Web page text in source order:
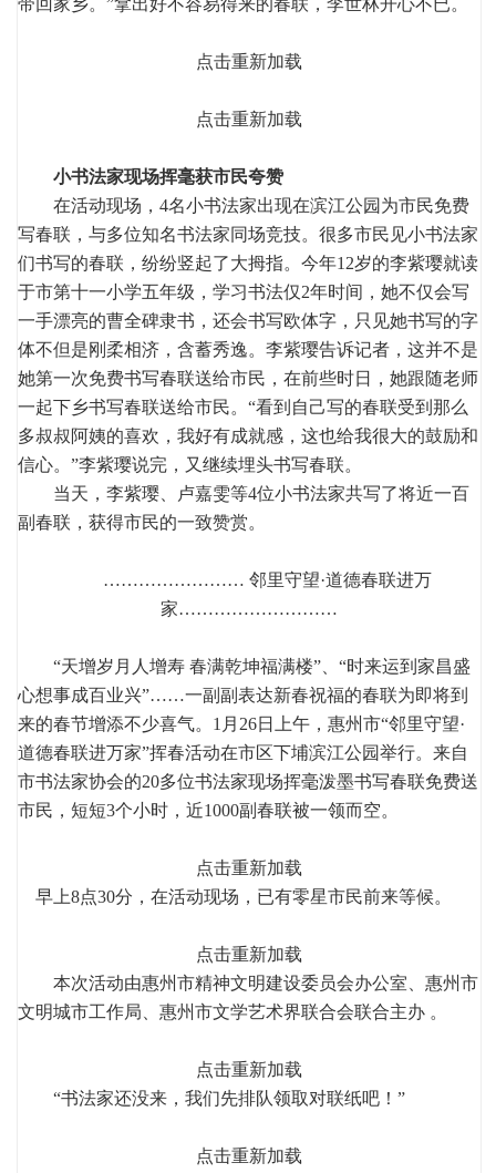
带回家乡。”拿出好不容易得来的春联，李世林开心不已。
点击重新加载
点击重新加载
小书法家现场挥毫获市民夸赞
在活动现场，4名小书法家出现在滨江公园为市民免费
写春联，与多位知名书法家同场竞技。很多市民见小书法家
们书写的春联，纷纷竖起了大拇指。今年12岁的李紫璎就读
于市第十一小学五年级，学习书法仅2年时间，她不仅会写
一手漂亮的曹全碑隶书，还会书写欧体字，只见她书写的字
体不但是刚柔相济，含蓄秀逸。李紫璎告诉记者，这并不是
她第一次免费书写春联送给市民，在前些时日，她跟随老师
一起下乡书写春联送给市民。“看到自己写的春联受到那么
多叔叔阿姨的喜欢，我好有成就感，这也给我很大的鼓励和
信心。”李紫璎说完，又继续埋头书写春联。
当天，李紫璎、卢嘉雯等4位小书法家共写了将近一百
副春联，获得市民的一致赞赏。
…………………… 邻里守望·道德春联进万
家………………………
“天增岁月人增寿 春满乾坤福满楼”、“时来运到家昌盛
心想事成百业兴”……一副副表达新春祝福的春联为即将到
来的春节增添不少喜气。1月26日上午，惠州市“邻里守望·
道德春联进万家”挥春活动在市区下埔滨江公园举行。来自
市书法家协会的20多位书法家现场挥毫泼墨书写春联免费送
市民，短短3个小时，近1000副春联被一领而空。
点击重新加载
早上8点30分，在活动现场，已有零星市民前来等候。
点击重新加载
本次活动由惠州市精神文明建设委员会办公室、惠州市
文明城市工作局、惠州市文学艺术界联合会联合主办 。
点击重新加载
“书法家还没来，我们先排队领取对联纸吧！”
点击重新加载